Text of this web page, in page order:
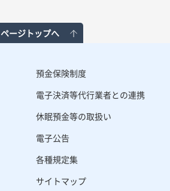
ページトップへ
預金保険制度
電子決済等代行業者との連携
休眠預金等の取扱い
電子公告
各種規定集
サイトマップ